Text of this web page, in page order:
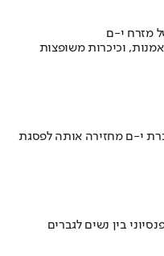
מזרח י-ם
וכיכרות משופצות
י-ם מחזירה אותה לפסגת
בין נשים לגברים